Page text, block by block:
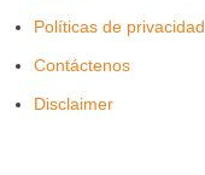
Políticas de privacidad
Contáctenos
Disclaimer